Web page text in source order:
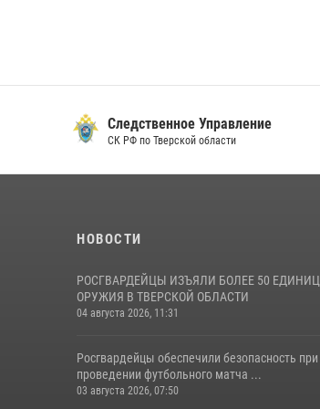
Следственное Управление
СК РФ по Тверской области
НОВОСТИ
РОСГВАРДЕЙЦЫ ИЗЪЯЛИ БОЛЕЕ 50 ЕДИНИЦ
ОРУЖИЯ В ТВЕРСКОЙ ОБЛАСТИ
04 августа 2026, 11:31
Росгвардейцы обеспечили безопасность при
проведении футбольного матча ...
03 августа 2026, 07:50